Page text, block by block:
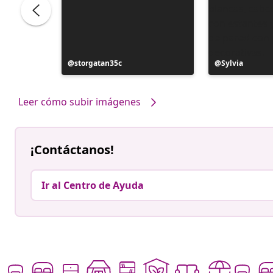
Publicación
realizada
storgatan35c
Publicación
realizada
Sylvia
Leer cómo subir imágenes
¡Contáctanos!
Ir al Centro de Ayuda